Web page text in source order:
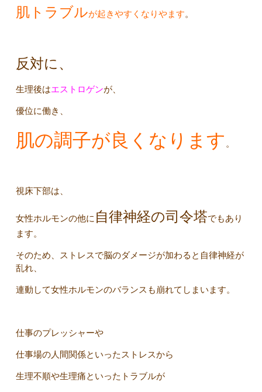
肌トラブルが起きやすくなりやます。
反対に、
生理後はエストロゲンが、
優位に働き、
肌の調子が良くなります 。
視床下部は、
女性ホルモンの他に 自律神経の司令塔でもあり
ます。
そのため、ストレスで脳のダメージが加わると自律神経が
乱れ、
連動して女性ホルモンのバランスも崩れてしまいます。
仕事のプレッシャーや
仕事場の人間関係といったストレスから
生理不順や生理痛といったトラブルが